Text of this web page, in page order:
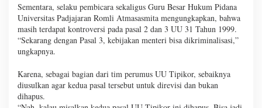
Sementara, selaku pembicara sekaligus Guru Besar Hukum Pidana
Universitas Padjajaran Romli Atmasasmita mengungkapkan, bahwa
masih terdapat kontroversi pada pasal 2 dan 3 UU 31 Tahun 1999.
“Sekarang dengan Pasal 3, kebijakan menteri bisa dikriminalisasi,”
ungkapnya.
Karena, sebagai bagian dari tim perumus UU Tipikor, sebaiknya
diusulkan agar kedua pasal tersebut untuk direvisi dan bukan
dihapus.